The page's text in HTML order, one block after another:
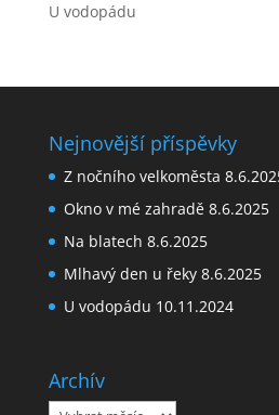
U vodopádu
Nejnovější příspěvky
Z nočního velkoměsta
Okno v mé zahradě 8.6.2025
Na blatech 8.6.2025
Mlhavý den u řeky 8.6.2025
U vodopádu 10.11.2024
Archív